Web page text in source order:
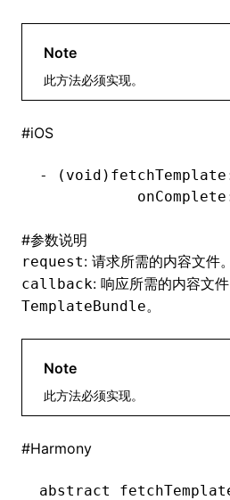
Note
此方法必须实现。
#iOS
- ( void
#参数说明
request: 请求所需的内容文件。
callback: 响应所需的内容文件
TemplateBundle。
Note
此方法必须实现。
#Harmony
abstract